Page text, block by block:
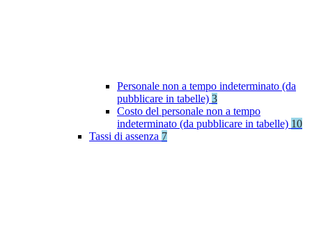
Personale non a tempo indeterminato (da
pubblicare in tabelle) 3
Costo del personale non a tempo
indeterminato (da pubblicare in tabelle) 10
Tassi di assenza 7